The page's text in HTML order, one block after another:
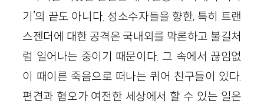
기’의 끝도 아니다. 성소수자들을 향한, 특히 트랜
스젠더에 대한 공격은 국내외를 막론하고 불길처
럼 일어나는 중이기 때문이다. 그 속에서 끊임없
이 때이른 죽음으로 떠나는 퀴어 친구들이 있다.
편견과 혐오가 여전한 세상에서 할 수 있는 일은